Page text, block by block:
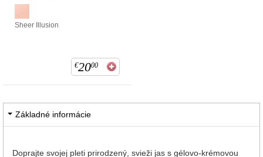
Sheer Illusion
€2000
Základné informácie
Doprajte svojej pleti prirodzený, svieži jas s gélovo-krémovou